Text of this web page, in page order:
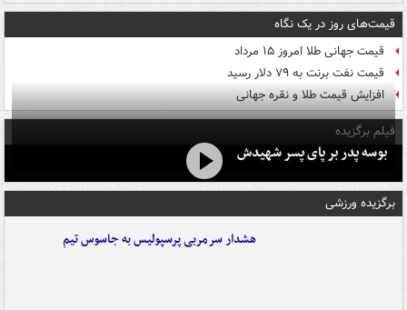
قیمت‌های روز در یک نگاه
قیمت جهانی طلا امروز ۱۵ مرداد
قیمت نفت برنت به ۷۹ دلار رسید
افزایش قیمت طلا و نقره جهانی
فیلم برگزیده
بوسه‌ پدر بر پای پسر شهیدش
برگزیده ورزشی
هشدار سرمربی پرسپولیس به جاسوس تیم